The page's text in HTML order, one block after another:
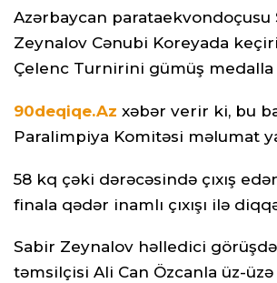
Azərbaycan parataekvondoçusu
Zeynalov Cənubi Koreyada
Çelenc Turnirini gümüş medalla
90deqiqe.Az xəbər verir ki, bu
Paralimpiya Komitəsi məlumat
58 kq çəki dərəcəsində çıxış
finala qədər inamlı çıxışı ilə
Sabir Zeynalov həlledici
təmsilçisi Ali Can Özcanla üz-